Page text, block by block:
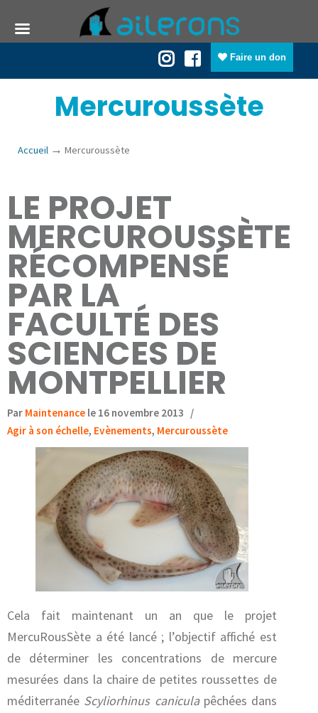
Faire un don
Mercuroussète
Accueil → Mercuroussète
LE PROJET
MERCUROUSSÈTE
RÉCOMPENSÉ
PAR LA
FACULTÉ DES
SCIENCES DE
MONTPELLIER
Par Maintenance le 16 novembre 2013 /
Agir à son échelle, Evènements, Mercuroussète
Cela fait maintenant un an que le projet
MercuRousSète a été lancé ; l’objectif affiché est
de déterminer les concentrations de mercure
mesurées dans la chaire de petites roussettes de
méditerranée Scyliorhinus caniculapêchées dans